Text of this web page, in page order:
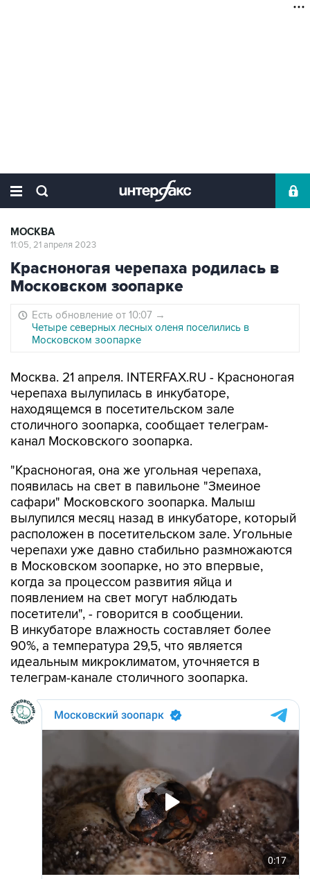
МОСКВА
11:05, 21 апреля 2023
Красноногая черепаха родилась в
Московском зоопарке
Есть обновление от 10:07 →
Четыре северных лесных оленя поселились в
Московском зоопарке
Москва. 21 апреля. INTERFAX.RU - Красноногая
черепаха вылупилась в инкубаторе,
находящемся в посетительском зале
столичного зоопарка, сообщает телеграм-
канал Московского зоопарка.
"Красноногая, она же угольная черепаха,
появилась на свет в павильоне "Змеиное
сафари" Московского зоопарка. Малыш
вылупился месяц назад в инкубаторе, который
расположен в посетительском зале. Угольные
черепахи уже давно стабильно размножаются
в Московском зоопарке, но это впервые,
когда за процессом развития яйца и
появлением на свет могут наблюдать
посетители", - говорится в сообщении.
В инкубаторе влажность составляет более
90%, а температура 29,5, что является
идеальным микроклиматом, уточняется в
телеграм-канале столичного зоопарка.